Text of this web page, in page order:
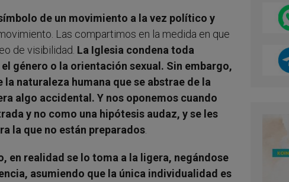
de un movimiento a la vez político y
Las compartimos en la medida en que
de visibilidad. La Iglesia condena toda
género o la orientación sexual. Sin embargo,
naturaleza humana que se abstrae de la
algo accidental. Y nos oponemos cuando
y no como una hipótesis audaz, y se les
la que no están preparados
en realidad se lo toma a la ligera, negándose
asumiendo que la única individualidad es